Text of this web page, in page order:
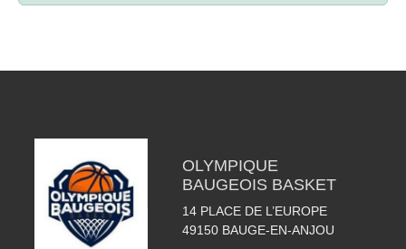
OLYMPIQUE
BAUGEOIS BASKET
14 PLACE DE L’EUROPE
49150 BAUGE-EN-ANJOU